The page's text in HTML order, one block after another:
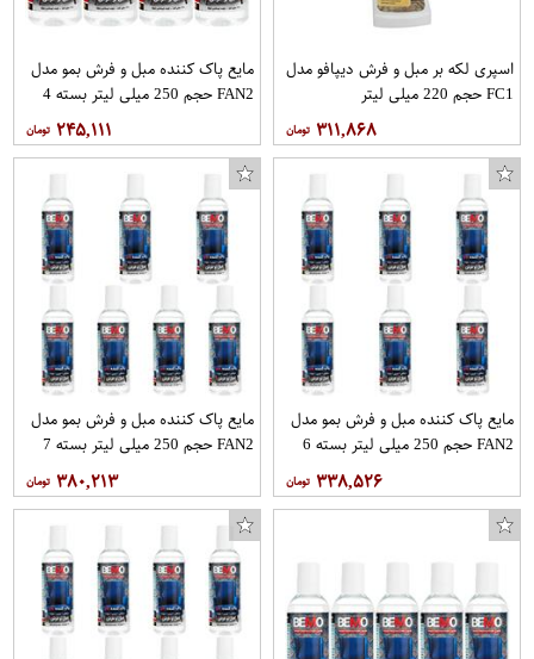
اسپری لکه بر مبل و فرش دیپافو مدل
FC1 حجم 220 میلی لیتر
۳۱۱,۸۶۸
مایع پاک کننده مبل و فرش بمو مدل
FAN2 حجم 250 میلی لیتر بسته 4
۲۴۵,۱۱۱
مایع پاک کننده مبل و فرش بمو مدل
FAN2 حجم 250 میلی لیتر بسته 6
۳۳۸,۵۲۶
مایع پاک کننده مبل و فرش بمو مدل
FAN2 حجم 250 میلی لیتر بسته 7
۳۸۰,۲۱۳